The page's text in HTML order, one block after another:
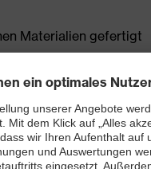
Materialien gefertigt
und anderen